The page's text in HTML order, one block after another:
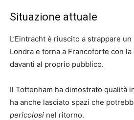
Situazione attuale
L’Eintracht è riuscito a strappare
Londra e torna a Francoforte con
davanti al proprio pubblico.
Il Tottenham ha dimostrato qualità
ha anche lasciato spazi che
pericolosi nel ritorno.